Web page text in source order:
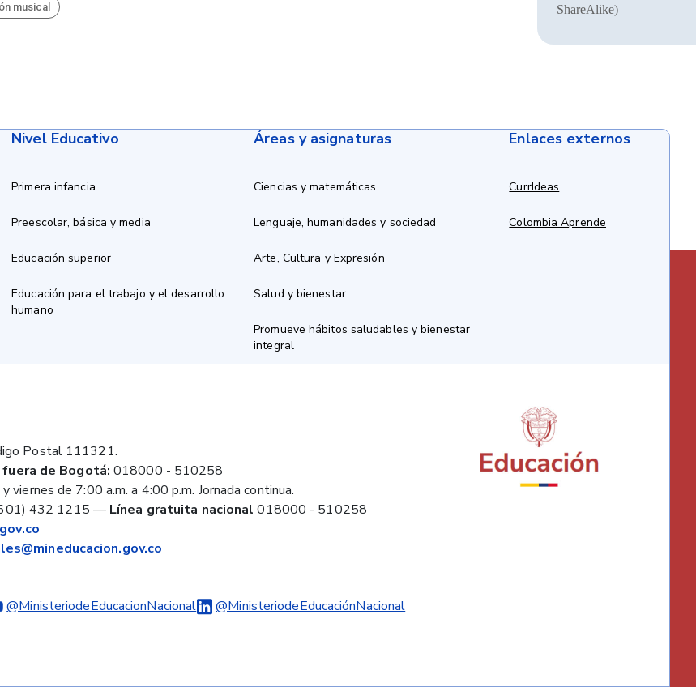
musical
ShareAlike)
Nivel Educativo
Primera infancia
Preescolar, básica y media
Educación superior
Educación para el trabajo y el desarrollo
humano
Áreas y asignaturas
Ciencias y matemáticas
Lenguaje, humanidades y sociedad
Arte, Cultura y Expresión
Salud y bienestar
Promueve hábitos saludables y bienestar
integral
Enlaces externos
CurrIdeas
Colombia Aprende
Postal 111321.
de Bogotá: 018000 - 510258
viernes de 7:00 a.m. a 4:00 p.m. Jornada continua.
432 1215 — Línea gratuita nacional 018000 - 510258
@MinisteriodeEducacionNacional @MinisteriodeEducaciónNacional